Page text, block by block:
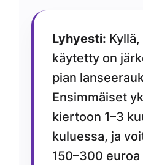
Lyhyesti:
käytetty on
pian
Ensimmäiset
kiertoon 1–3
kuluessa, ja
150–300